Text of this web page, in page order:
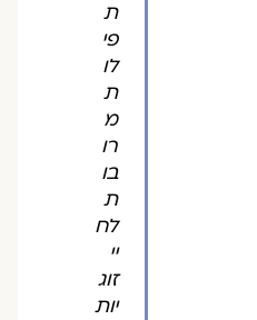
ת
פי
לו
ת
מ
רו
בו
ת
לח
יי
זוג
יות